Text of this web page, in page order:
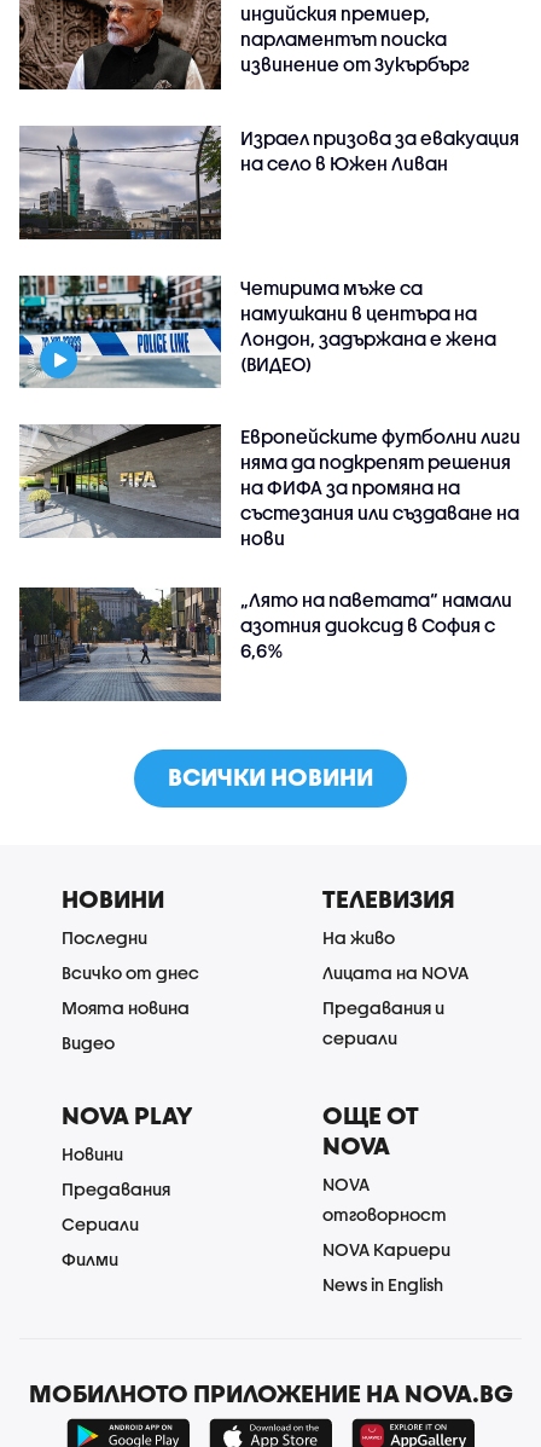
индийския премиер,
парламентът поиска
извинение от Зукърбърг
Израел призова за евакуация
на село в Южен Ливан
Четирима мъже са
намушкани в центъра на
Лондон, задържана е жена
(ВИДЕО)
Европейските футболни лиги
няма да подкрепят решения
на ФИФА за промяна на
състезания или създаване на
нови
„Лято на паветата“ намали
азотния диоксид в София с
6,6%
ВСИЧКИ НОВИНИ
НОВИНИ
Последни
Всичко от днес
Моята новина
Видео
ТЕЛЕВИЗИЯ
На живо
Лицата на NOVA
Предавания и
сериали
NOVA PLAY
Новини
Предавания
Сериали
Филми
ОЩЕ ОТ
NOVA
NOVA
отговорност
NOVA Кариери
News in English
МОБИЛНОТО ПРИЛОЖЕНИЕ НА NOVA.BG